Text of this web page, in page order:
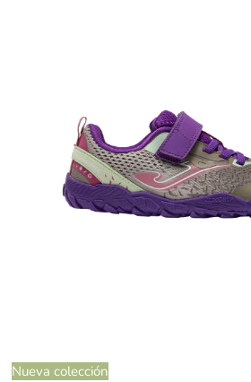
Nueva colección